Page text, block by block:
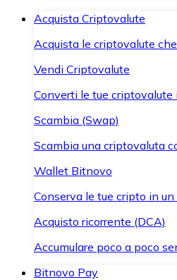
Acquista Criptovalute
Acquista le criptovalute
Vendi Criptovalute
Converti le tue
Scambia (Swap)
Scambia una criptovaluta
Wallet Bitnovo
Conserva le tue cripto in
Acquisto ricorrente (DCA)
Accumulare poco a poco
Bitnovo Pay